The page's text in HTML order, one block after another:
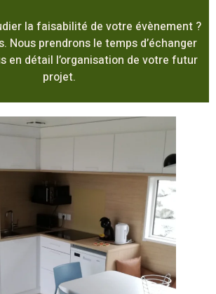
la faisabilité de votre évènement ?
Nous prendrons le temps d’échanger
en détail l’organisation de votre futur
projet.